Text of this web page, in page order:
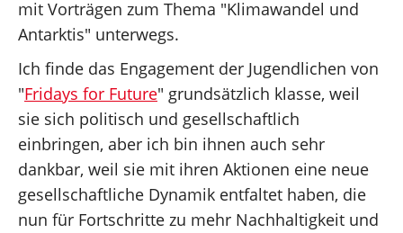
mit Vorträgen zum Thema "Klimawandel und
Antarktis" unterwegs.
Ich finde das Engagement der Jugendlichen von
"Fridays for Future" grundsätzlich klasse, weil
sie sich politisch und gesellschaftlich
einbringen, aber ich bin ihnen auch sehr
dankbar, weil sie mit ihren Aktionen eine neue
gesellschaftliche Dynamik entfaltet haben, die
nun für Fortschritte zu mehr Nachhaltigkeit und